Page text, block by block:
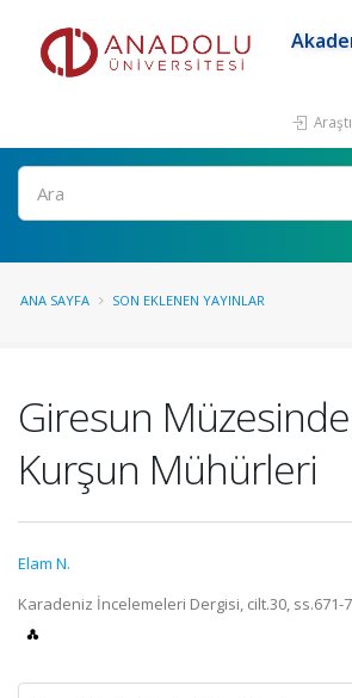
Ara
ANA SAYFA SON EKLENEN YAYINLAR
Giresun
Kurşun Mühürleri
Elam N.
Karadeniz İncelemeleri Dergisi, cilt.30, ss.671-